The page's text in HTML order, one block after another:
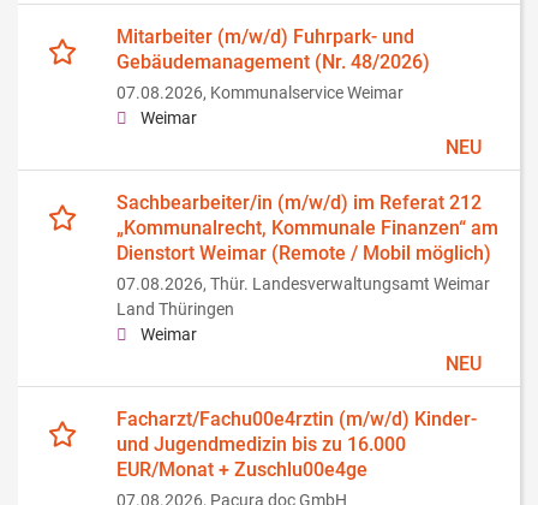
Mitarbeiter (m/w/d) Fuhrpark- und
Gebäudemanagement (Nr. 48/2026)
07.08.2026, Kommunalservice Weimar
Weimar
NEU
Sachbearbeiter/in (m/w/d) im Referat 212
„Kommunalrecht, Kommunale Finanzen“ am
Dienstort Weimar (Remote / Mobil möglich)
07.08.2026, Thür. Landesverwaltungsamt Weimar
Land Thüringen
Weimar
NEU
Facharzt/Fachu00e4rztin (m/w/d) Kinder-
und Jugendmedizin bis zu 16.000
EUR/Monat + Zuschlu00e4ge